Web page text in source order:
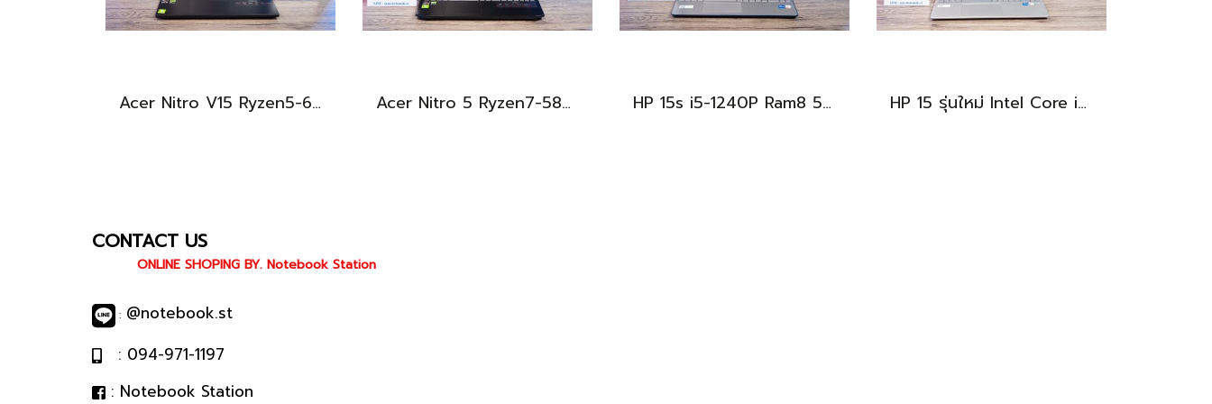
Acer Nitro V15 Ryzen5-6600H RTX2050(4GB) RAM16 512GB SSD จอ15.6นิ้ว FHD 165Hz sRGB100% เกมมิ่งรุ่นใหม่ ดีไซน์เครื่องบาง สวยเท่ดูทันสมัย มีประกันศูนย์2028 ราคาสุดคุ้มเพียง 17,990.- Acer Nitro 5 Ryzen7-5800H RTX-3060(6GB) Ram16 SSD512 จอ15.6 FHD 144Hz เกมมิ่งสเปคสูง เครื่องพร้อมใช้งาน ราคาสุดคุ้มเพียง 19,900.- HP 15s i5-1240P Ram8 512GB M.2 จอ15.6นิ้ว FHD IPS สเปคดี ทำงานเก่ง จอใหญ่ มีแป้นตัวเลขแยก ดีไซน์เรียบหรูบางเบา พร้อมใช้งานเพียง 11,990.-เท่านั้น HP 15 รุ่นใหม่ Intel Core i5-1334U Ram16 512GB M.2 จอ15.6นิ้ว FHD IPS สเปคสูงทำงานเก่ง จอใหญ่มีแป้นตัวเลขแยก เครื่องสวยบางเบาพร้อมประกันศูนย์ยาว2027 ราคาสุดคุ้มเพียง 13,490.-
CONTACT US
ONLINE SHOPING BY. Notebook Station
: @notebook.st
: 094-971-1197
: Notebook Station